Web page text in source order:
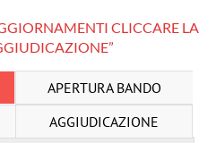
CLICCARE LA
APERTURA BANDO
AGGIUDICAZIONE